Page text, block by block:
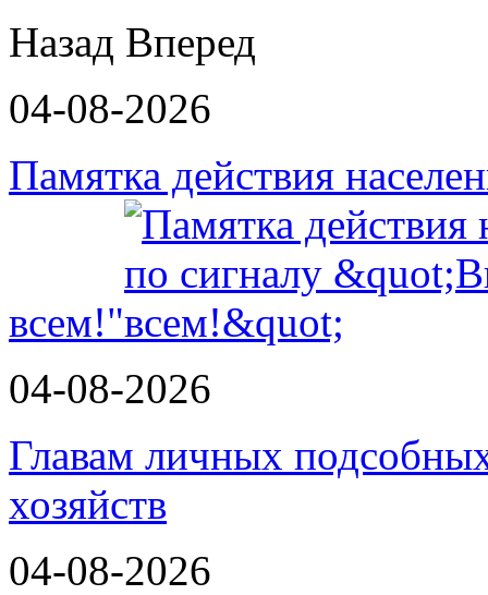
Назад Вперед
04-08-2026
Памятка действия
всем!"
04-08-2026
Главам личных
хозяйств
04-08-2026